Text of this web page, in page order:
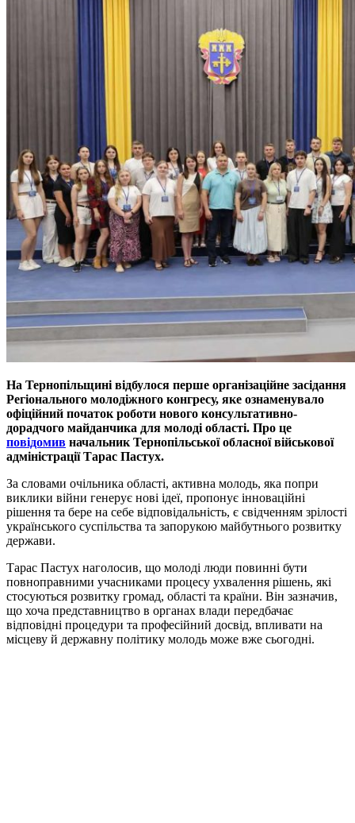
На Тернопільщині відбулося перше організаційне засідання
Регіонального молодіжного конгресу, яке ознаменувало
офіційний початок роботи нового консультативно-
дорадчого майданчика для молоді області. Про це
повідомив начальник Тернопільської обласної військової
адміністрації Тарас Пастух.
За словами очільника області, активна молодь, яка попри
виклики війни генерує нові ідеї, пропонує інноваційні
рішення та бере на себе відповідальність, є свідченням зрілості
українського суспільства та запорукою майбутнього розвитку
держави.
Тарас Пастух наголосив, що молоді люди повинні бути
повноправними учасниками процесу ухвалення рішень, які
стосуються розвитку громад, області та країни. Він зазначив,
що хоча представництво в органах влади передбачає
відповідні процедури та професійний досвід, впливати на
місцеву й державну політику молодь може вже сьогодні.